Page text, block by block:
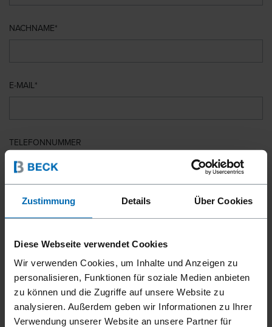
Zustimmung Details Über Cookies
Diese Webseite verwendet Cookies
Wir verwenden Cookies, um Inhalte und Anzeigen zu
personalisieren, Funktionen für soziale Medien anbieten
zu können und die Zugriffe auf unsere Website zu
analysieren. Außerdem geben wir Informationen zu Ihrer
Verwendung unserer Website an unsere Partner für
NACHNAME
E-MAIL
TELEFONNUMMER
LAND
PLZ
IHRE NACHRICHT